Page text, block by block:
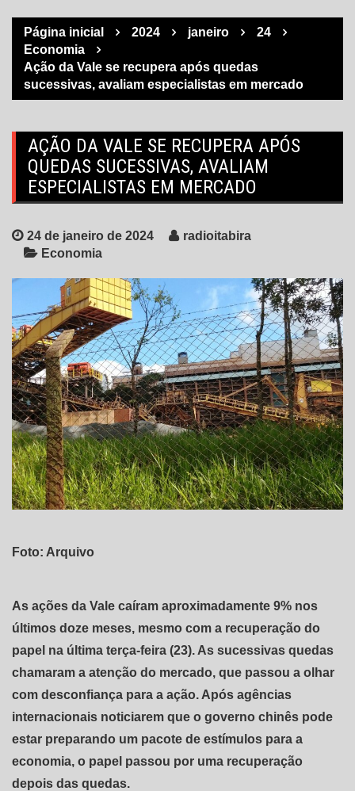
Página inicial 2024 janeiro
24
Economia
Ação da Vale se recupera após quedas
sucessivas, avaliam especialistas em mercado
AÇÃO DA VALE SE RECUPERA APÓS
QUEDAS SUCESSIVAS, AVALIAM
ESPECIALISTAS EM MERCADO
24 de janeiro de 2024
radioitabira
Economia
Foto: Arquivo
As ações da Vale caíram aproximadamente 9% nos
últimos doze meses, mesmo com a recuperação do
papel na última terça-feira (23). As sucessivas quedas
chamaram a atenção do mercado, que passou a olhar
com desconfiança para a ação. Após agências
internacionais noticiarem que o governo chinês pode
estar preparando um pacote de estímulos para a
economia, o papel passou por uma recuperação
depois das quedas.